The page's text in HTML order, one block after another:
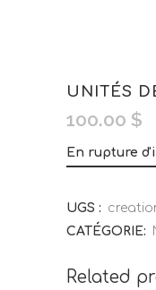
UNITÉS
100.00 $
En rupture
UGS :
CATÉGORIE:
Related